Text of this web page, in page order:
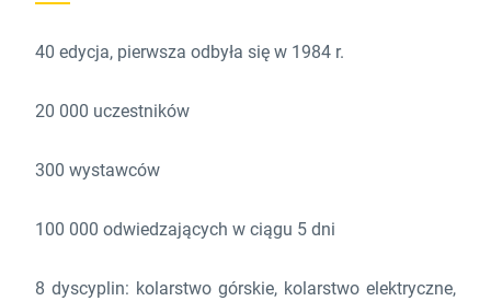
40 edycja, pierwsza odbyła się w 1984 r.
20 000 uczestników
300 wystawców
100 000 odwiedzających w ciągu 5 dni
8 dyscyplin: kolarstwo górskie, kolarstwo elektryczne,